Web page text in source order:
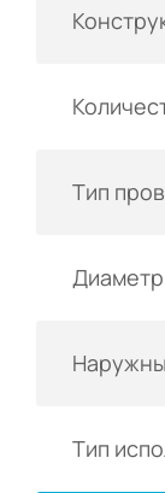
Тип
Тип